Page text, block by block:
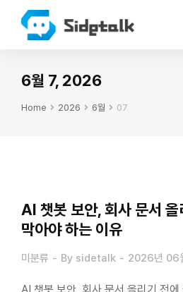
6월 7, 2026
You are here:
Home 2026 6월 07
AI 챗봇 보안, 회사 문서
막아야 하는 이유
미분류 By sidetalk 2026년 06